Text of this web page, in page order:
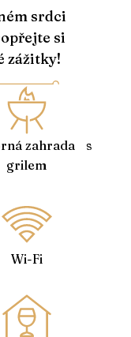
srdci
si
zážitky!
zahrada s
grilem
Wi-Fi